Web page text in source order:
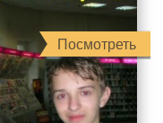
Посмотреть